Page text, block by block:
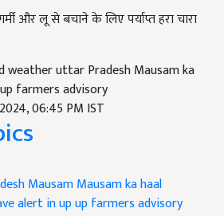
और लू से बचाने के लिए पर्याप्त हरा चारा
weather uttar Pradesh Mausam ka
farmers advisory
06:45 PM IST
MausamMausam ka haal
alert in upup farmers advisory